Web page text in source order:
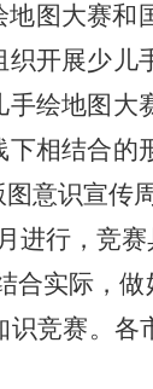
图大赛
开展少
绘地图
相结合
意识宣
进行，竞
合实际，
竞赛。